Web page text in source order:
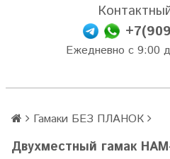
Ежедневно с 9:00
Гамаки БЕЗ ПЛАНОК
Двухместный гамак